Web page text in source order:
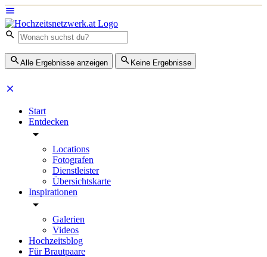
Alle Ergebnisse anzeigen Keine Ergebnisse
Start
Entdecken
Locations
Fotografen
Dienstleister
Übersichtskarte
Inspirationen
Galerien
Videos
Hochzeitsblog
Für Brautpaare